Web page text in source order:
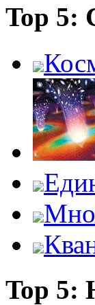
Top 5:
Top 5: